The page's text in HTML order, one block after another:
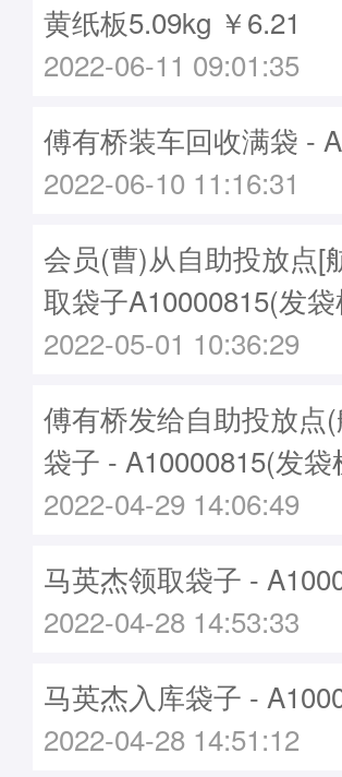
黄纸板5.09kg ￥6.21
2022-06-11 09:01:35
傅有桥装车回收满袋 -
2022-06-10 11:16:31
会员(曹)从自助投放点[
取袋子A10000815(发
2022-05-01 10:36:29
傅有桥发给自助投放点
袋子 - A10000815(发
2022-04-29 14:06:49
马英杰领取袋子 -
2022-04-28 14:53:33
马英杰入库袋子 -
2022-04-28 14:51:12